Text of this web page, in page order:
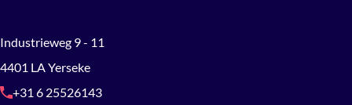
Industrieweg 9 - 11
4401 LA Yerseke
+31 6 25526143